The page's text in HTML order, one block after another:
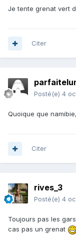
Je tente grenat vert
Citer
Posté(e) 4
Quoique que
Citer
rives_3
Posté(e) 4
Toujours pas les
cas pas un grenat